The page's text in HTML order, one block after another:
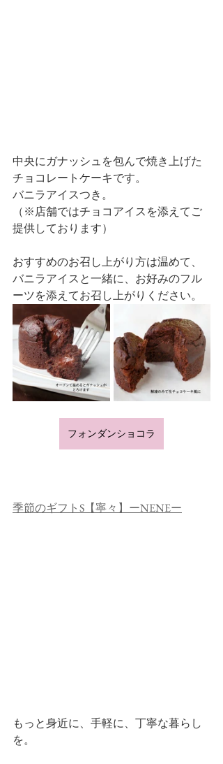
中央にガナッシュを包んで焼き上げた
チョコレートケーキです。
バニラアイスつき。
（※店舗ではチョコアイスを添えてご
提供しております）
おすすめのお召し上がり方は温めて、
バニラアイスと一緒に、お好みのフル
ーツを添えてお召し上がりください。
フォンダンショコラ
季節のギフトS【寧々】ーNENEー
もっと身近に、手軽に、丁寧な暮らし
を。